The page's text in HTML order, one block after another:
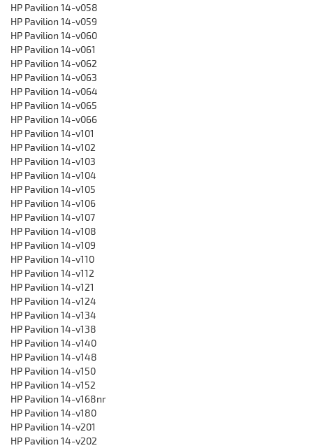
HP Pavilion 14-v058
HP Pavilion 14-v059
HP Pavilion 14-v060
HP Pavilion 14-v061
HP Pavilion 14-v062
HP Pavilion 14-v063
HP Pavilion 14-v064
HP Pavilion 14-v065
HP Pavilion 14-v066
HP Pavilion 14-v101
HP Pavilion 14-v102
HP Pavilion 14-v103
HP Pavilion 14-v104
HP Pavilion 14-v105
HP Pavilion 14-v106
HP Pavilion 14-v107
HP Pavilion 14-v108
HP Pavilion 14-v109
HP Pavilion 14-v110
HP Pavilion 14-v112
HP Pavilion 14-v121
HP Pavilion 14-v124
HP Pavilion 14-v134
HP Pavilion 14-v138
HP Pavilion 14-v140
HP Pavilion 14-v148
HP Pavilion 14-v150
HP Pavilion 14-v152
HP Pavilion 14-v168nr
HP Pavilion 14-v180
HP Pavilion 14-v201
HP Pavilion 14-v202